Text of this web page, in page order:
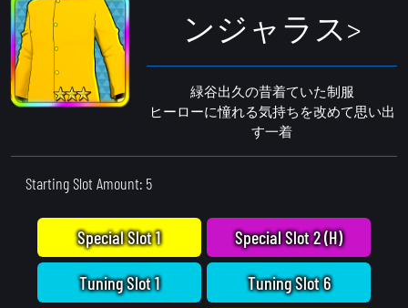
ンジャラス>
緑谷出久の昔着ていた制服
ヒーローに憧れる気持ちを改めて思い出
す一着
Starting Slot Amount: 5
Special Slot 1
Tuning Slot 1
Special Slot 2 (H)
Tuning Slot 6